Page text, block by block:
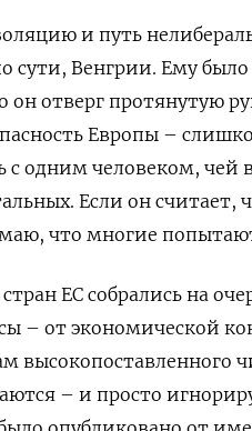
и путь
сути, Венгрии. Ему
он отверг протянутую
Европы –
с одним человеком,
Если он считает,
что многие
ЕС собрались на
– от экономической
высокопоставленного
– и просто